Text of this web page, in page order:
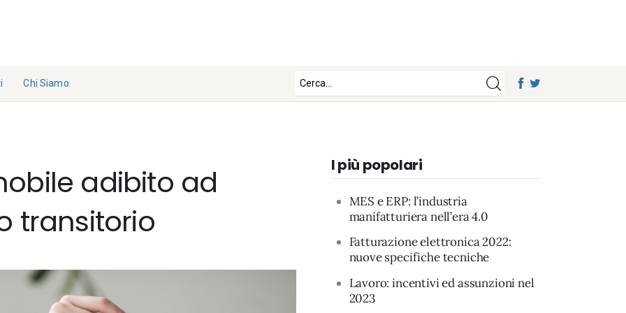
Chi Siamo
Collabo
ra con
Contat
adibito ad
transitorio
I più popolari
MES e ERP: l’industria
manifatturiera nell’era 4.0
Fatturazione elettronica 2022:
nuove specifiche tecniche
Lavoro: incentivi ed assunzioni nel
2023